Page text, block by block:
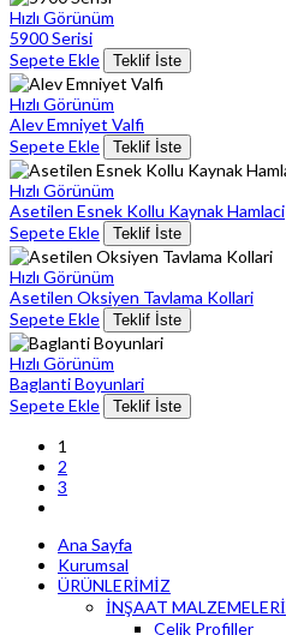
Hızlı Görünüm
5900 Serisi
Sepete Ekle
Teklif İste
Hızlı Görünüm
Alev Emniyet Valfi
Sepete Ekle
Teklif İste
Hızlı Görünüm
Asetilen Esnek Kollu Kaynak Hamlaci
Sepete Ekle
Teklif İste
Hızlı Görünüm
Asetilen Oksiyen Tavlama Kollari
Sepete Ekle
Teklif İste
Hızlı Görünüm
Baglanti Boyunlari
Sepete Ekle
Teklif İste
1
2
3
Ana Sayfa
Kurumsal
ÜRÜNLERİMİZ
İNŞAAT MALZEMELERİ
Çelik Profiller